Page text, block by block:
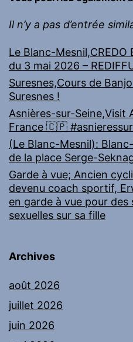
Il n’y a pas d’entrée
Le Blanc-Mesnil,CREDO
du 3 mai 2026 –
Suresnes,Cours de
Suresnes !
Asnières-sur-Seine,Visit
France 🇨🇵
(Le Blanc-Mesnil):
de la place Serge-
Garde à vue; Ancien
devenu coach sportif,
en garde à vue pour des
sexuelles sur sa fille
Archives
août 2026
juillet 2026
juin 2026